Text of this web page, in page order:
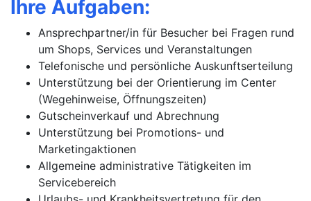
Ihre Aufgaben:
Ansprechpartner/in für Besucher bei Fragen rund
um Shops, Services und Veranstaltungen
Telefonische und persönliche Auskunftserteilung
Unterstützung bei der Orientierung im Center
(Wegehinweise, Öffnungszeiten)
Gutscheinverkauf und Abrechnung
Unterstützung bei Promotions- und
Marketingaktionen
Allgemeine administrative Tätigkeiten im
Servicebereich